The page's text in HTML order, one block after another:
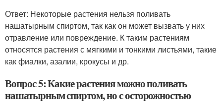
Ответ: Некоторые растения нельзя поливать
нашатырным спиртом, так как он может вызвать у них
отравление или повреждение. К таким растениям
относятся растения с мягкими и тонкими листьями, такие
как фиалки, азалии, крокусы и др.
Вопрос 5: Какие растения можно поливать
нашатырным спиртом, но с осторожностью